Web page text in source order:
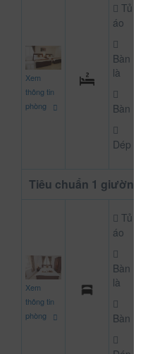
Xem
thông tin
phòng
Tủ
áo
Bàn
là
Bàn
Dép
Tiêu chuẩn 1 giường
Xem
thông tin
phòng
Tủ
áo
Bàn
là
Bàn